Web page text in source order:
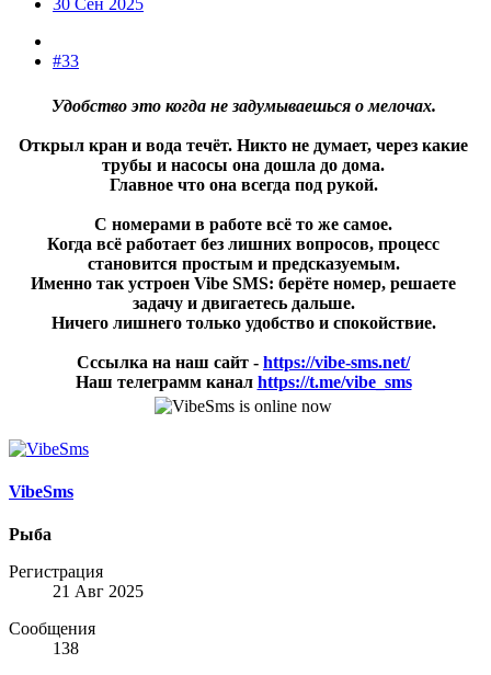
#33
Удобство это когда не задумываешься о мелочах.
Открыл кран и вода течёт. Никто не думает, через какие
трубы и насосы она дошла до дома.
Главное что она всегда под рукой.
С номерами в работе всё то же самое.
Когда всё работает без лишних вопросов, процесс
становится простым и предсказуемым.
Именно так устроен Vibe SMS: берёте номер, решаете
задачу и двигаетесь дальше.
Ничего лишнего только удобство и спокойствие.
Сссылка на наш сайт - https://vibe-sms.net/
Наш телеграмм канал https://t.me/vibe_sms
VibeSms
Рыба
Регистрация
21 Авг 2025
Сообщения
138